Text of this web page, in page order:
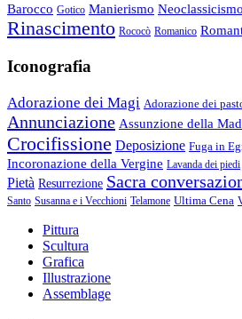
Barocco Gotico Manierismo Neoclassicismo
Rinascimento Rococò Romanico
Iconografia
Adorazione dei Magi Adorazione dei
Annunciazione Assunzione della
Crocifissione Deposizione Fuga in
Incoronazione della Vergine Lavanda dei piedi
Pietà Resurrezione Sacra
Santo Susanna e i Vecchioni Telamone Ultima Cena
Pittura
Scultura
Grafica
Illustrazione
Assemblage